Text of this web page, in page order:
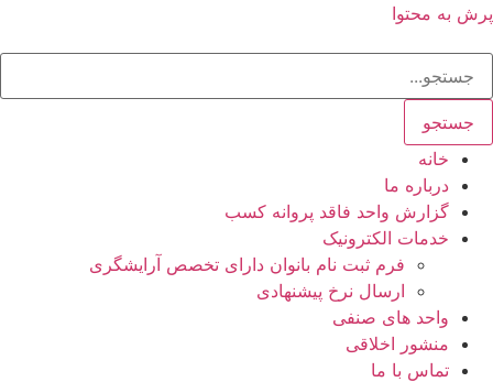
پرش به محتوا
جستجو
خانه
درباره ما
گزارش واحد فاقد پروانه کسب
خدمات الکترونیک
فرم ثبت نام بانوان دارای تخصص آرایشگری
ارسال نرخ پیشنهادی
واحد های صنفی
منشور اخلاقی
تماس با ما